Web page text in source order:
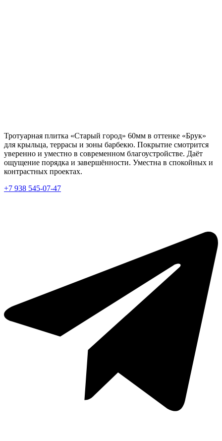
Тротуарная плитка «Старый город» 60мм в оттенке «Брук»
для крыльца, террасы и зоны барбекю. Покрытие смотрится
уверенно и уместно в современном благоустройстве. Даёт
ощущение порядка и завершённости. Уместна в спокойных и
контрастных проектах.
+7 938 545-07-47